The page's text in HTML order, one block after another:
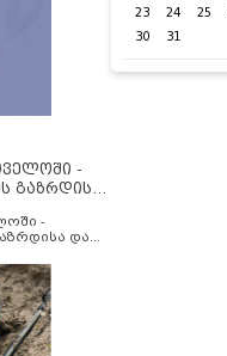
-
გაზრდისა
-
და
23
24 25
30
31